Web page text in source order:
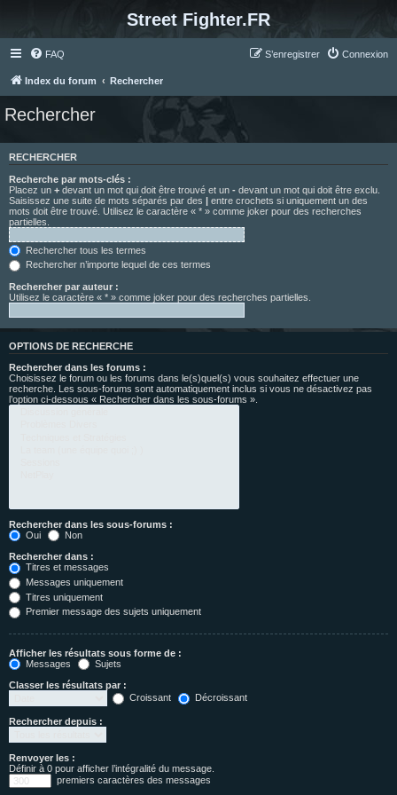
Street Fighter.FR
FAQ Connexion
S’enregistrer
Index du forum Rechercher
Rechercher
RECHERCHER
Recherche par mots-clés :
Placez un + devant un mot qui doit être trouvé et un - devant un mot qui doit être exclu.
Saisissez une suite de mots séparés par des | entre crochets si uniquement un des
mots doit être trouvé. Utilisez le caractère « * » comme joker pour des recherches
partielles.
Rechercher tous les termes
Rechercher n’importe lequel de ces termes
Rechercher par auteur :
Utilisez le caractère « * » comme joker pour des recherches partielles.
OPTIONS DE RECHERCHE
Rechercher dans les forums :
Choisissez le forum ou les forums dans le(s)quel(s) vous souhaitez effectuer une
recherche. Les sous-forums sont automatiquement inclus si vous ne désactivez pas
l’option ci-dessous « Rechercher dans les sous-forums ».
Rechercher dans les sous-forums :
Oui
Non
Rechercher dans :
Titres et messages
Messages uniquement
Titres uniquement
Premier message des sujets uniquement
Afficher les résultats sous forme de :
Messages
Sujets
Classer les résultats par :
Croissant
Décroissant
Rechercher depuis :
Renvoyer les :
Définir à 0 pour afficher l’intégralité du message.
premiers caractères des messages